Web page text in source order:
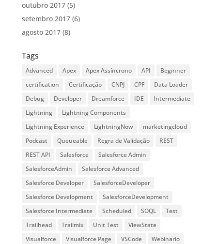
outubro 2017(5)
setembro 2017(6)
agosto 2017(8)
Tags
Advanced Apex Apex Assíncrono API
Beginner
certification
Certificação CNPJ CPF
Data Loader
Debug
Developer Dreamforce IDE
Intermediate
Lightning
Lightning Components
Lightning Experience
LightningNow
marketingcloud
Podcast
Queueable Regra de Validação
REST
REST API
Salesforce
Salesforce Admin
SalesforceAdmin
Salesforce Advanced
Salesforce Developer
SalesforceDeveloper
Salesforce Development
SalesforceDevelopment
Salesforce Intermediate
Scheduled SOQL
Test
Trailhead
Trailmix Unit Test
ViewState
Visualforce
Visualforce Page VSCode Webinario